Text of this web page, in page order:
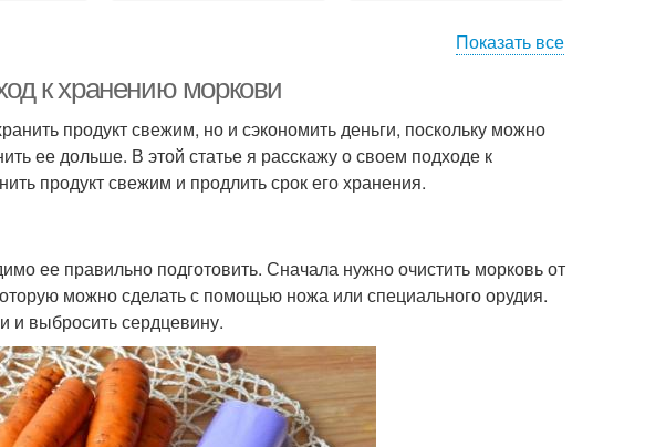
саду
Показать все
к хранению моркови
продукт свежим, но и сэкономить деньги, поскольку можно
ее дольше. В этой статье я расскажу о своем подходе к
продукт свежим и продлить срок его хранения.
ее правильно подготовить. Сначала нужно очистить морковь от
можно сделать с помощью ножа или специального орудия.
и выбросить сердцевину.